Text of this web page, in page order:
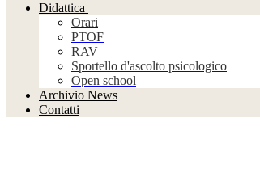
Didattica
Orari
PTOF
RAV
Sportello d'ascolto psicologico
Open school
Archivio News
Contatti